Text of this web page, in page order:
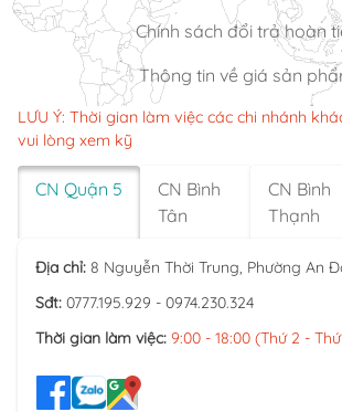
Chính sách đổi trả hoàn
Thông tin về giá sản
LƯU Ý: Thời gian làm việc các chi nhánh
vui lòng xem kỹ
CN Quận 5
CN Bình
Tân
CN Bình
Thạnh
Địa chỉ: 8 Nguyễn Thời Trung, Phường An
Sđt: 0777.195.929 - 0974.230.324
Thời gian làm việc: 9:00 - 18:00 (Thứ 2 -